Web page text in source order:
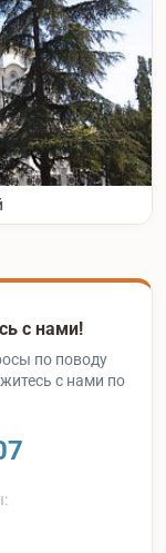
с нами!
по поводу
с нами по